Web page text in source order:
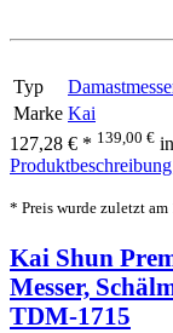
Typ
Marke Kai
127,28 € * 139,00 €
Produktbeschreibung
* Preis wurde zuletzt
Kai Shun
Messer,
TDM-1715